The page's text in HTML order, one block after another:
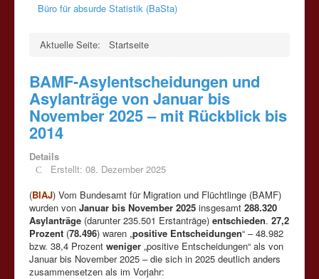
Büro für absurde Statistik (BaSta)
Aktuelle Seite: Startseite
BAMF-Asylentscheidungen und
Asylanträge von Januar bis
November 2025 – mit Rückblick bis
2014
Details
Erstellt: 08. Dezember 2025
(BIAJ) Vom Bundesamt für Migration und Flüchtlinge (BAMF)
wurden von Januar bis November 2025 insgesamt 288.320
Asylanträge (darunter 235.501 Erstanträge) entschieden. 27,2
Prozent (78.496) waren „positive Entscheidungen“ – 48.982
bzw. 38,4 Prozent weniger „positive Entscheidungen“ als von
Januar bis November 2025 – die sich in 2025 deutlich anders
zusammensetzen als im Vorjahr: